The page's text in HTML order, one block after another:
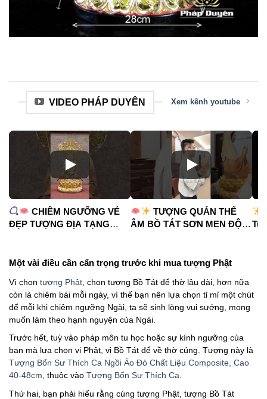
VIDEO PHÁP DUYÊN Xem kênh youtube
CHIÊM NGƯỠNG VẺ
ĐẸP TƯỢNG ĐỊA TẠNG
#tuongphat
TƯỢNG QUÁN THẾ
ÂM BỒ TÁT SƠN MEN ĐỘ
#nammoquantheambotat
Một vài điều cần cẩn trọng trước khi mua tượng Phật
Vì chọn tượng Phật , chọn tượng Bồ Tát để thờ lâu dài, hơn nữa
còn là chiêm bái mỗi ngày, vì thế bạn nên lựa chọn tỉ mỉ một chút
để mỗi khi chiêm ngưỡng Ngài, ta sẽ sinh lòng vui sướng, mong
muốn làm theo hạnh nguyện của Ngài.
Trước hết, tuỳ vào pháp môn tu học hoặc sự kính ngưỡng của
bạn mà lựa chọn vị Phật, vị Bồ Tát để về thờ cúng. Tượng này là
Tượng Bổn Sư Thích Ca Ngồi Áo Đỏ Chất Liệu Composite, Cao
40-48cm, thuộc vào Tượng Bổn Sư Thích Ca.
Thứ hai, bạn phải hiểu rằng cúng tượng Phật, tượng Bồ Tát